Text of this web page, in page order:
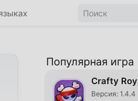
Популярная игра
Crafty
Версия: 1.4.4